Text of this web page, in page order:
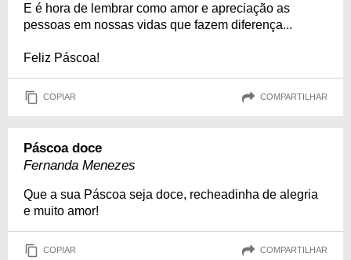
E é hora de lembrar como amor e apreciação as
pessoas em nossas vidas que fazem diferença...
Feliz Páscoa!
COPIAR COMPARTILHAR
Páscoa doce
Fernanda Menezes
Que a sua Páscoa seja doce, recheadinha de alegria
e muito amor!
COPIAR COMPARTILHAR